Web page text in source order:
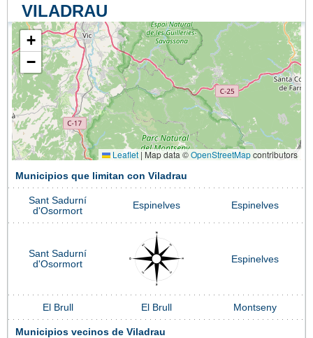
VILADRAU
+
−
Leaflet |Map data ©OpenStreetMapcontributors
Municipios que limitan con Viladrau
Sant Sadurní
d'Osormort
Espinelves Espinelves
Sant Sadurní
d'Osormort
Espinelves
El Brull El Brull Montseny
Municipios vecinos de Viladrau